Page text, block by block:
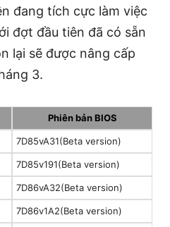
đang tích cực làm việc
đợt đầu tiên đã có sẵn
lại sẽ được nâng cấp
3.
Phiên bản BIOS
7D85vA31(Beta version)
7D85v191(Beta version)
7D86vA32(Beta version)
7D86v1A2(Beta version)